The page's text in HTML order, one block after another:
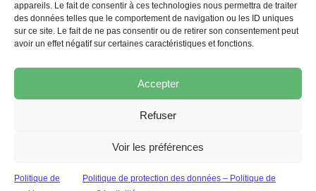
appareils. Le fait de consentir à ces technologies nous permettra de traiter
des données telles que le comportement de navigation ou les ID uniques
sur ce site. Le fait de ne pas consentir ou de retirer son consentement peut
avoir un effet négatif sur certaines caractéristiques et fonctions.
Accepter
Refuser
Voir les préférences
Politique de
Politique de protection des données – Politique de
S'ABONNER(NOUVELLE FENÊTRE)
ADHÉRER
Épargne
(nouvelle fenêtre) Formation
(nouvelle fenêtre)
POLITIQUE DE COOKIES